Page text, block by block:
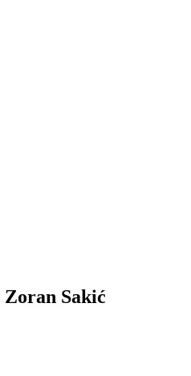
Zoran Sakić